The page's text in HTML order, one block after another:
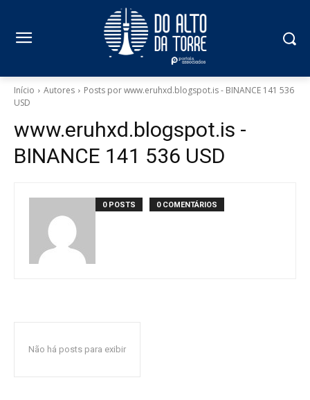
Início Autores
Posts por www.eruhxd.blogspot.is - BINANCE 141 536
USD
www.eruhxd.blogspot.is -
BINANCE 141 536 USD
0 POSTS 0 COMENTÁRIOS
Não há posts para exibir